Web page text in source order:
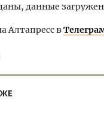
данные
Алтапресс в